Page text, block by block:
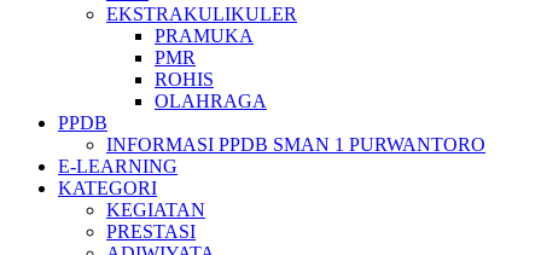
EKSTRAKULIKULER
PRAMUKA
PMR
ROHIS
OLAHRAGA
PPDB
INFORMASI PPDB SMAN 1 PURWANTORO
E-LEARNING
KATEGORI
KEGIATAN
PRESTASI